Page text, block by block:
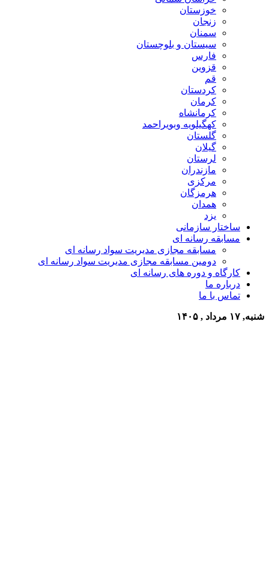
خوزستان
زنجان
سمنان
سیستان و بلوچستان
فارس
قزوین
قم
کردستان
کرمان
کرمانشاه
کهگیلویه وبویراحمد
گلستان
گیلان
لرستان
مازندران
مرکزی
هرمزگان
همدان
یزد
ساختار سازمانی
مسابقه رسانه ای
مسابقه مجازی مدیریت سواد رسانه ای
دومین مسابقه مجازی مدیریت سواد رسانه ای
کارگاه و دوره های رسانه ای
درباره ما
تماس با ما
شنبه, ۱۷ مرداد , ۱۴۰۵